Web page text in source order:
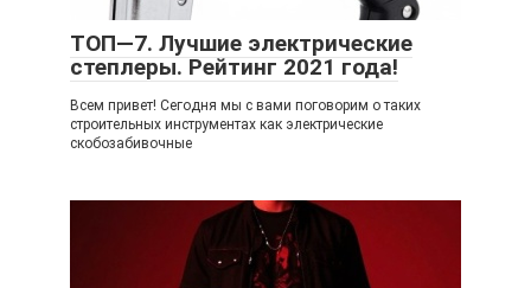
ТОП—7. Лучшие электрические
степлеры. Рейтинг 2021 года!
Всем привет! Сегодня мы с вами поговорим о таких
строительных инструментах как электрические
скобозабивочные